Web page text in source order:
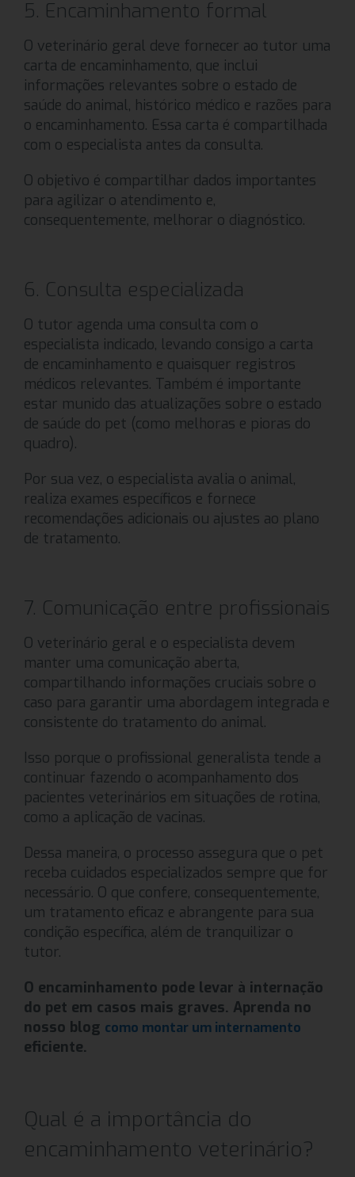
5. Encaminhamento formal
O veterinário geral deve fornecer ao tutor uma
carta de encaminhamento, que inclui
informações relevantes sobre o estado de
saúde do animal, histórico médico e razões para
o encaminhamento. Essa carta é compartilhada
com o especialista antes da consulta.
O objetivo é compartilhar dados importantes
para agilizar o atendimento e,
consequentemente, melhorar o diagnóstico.
6. Consulta especializada
O tutor agenda uma consulta com o
especialista indicado, levando consigo a carta
de encaminhamento e quaisquer registros
médicos relevantes. Também é importante
estar munido das atualizações sobre o estado
de saúde do pet (como melhoras e pioras do
quadro).
Por sua vez, o especialista avalia o animal,
realiza exames específicos e fornece
recomendações adicionais ou ajustes ao plano
de tratamento.
7. Comunicação entre profissionais
O veterinário geral e o especialista devem
manter uma comunicação aberta,
compartilhando informações cruciais sobre o
caso para garantir uma abordagem integrada e
consistente do tratamento do animal.
Isso porque o profissional generalista tende a
continuar fazendo o acompanhamento dos
pacientes veterinários em situações de rotina,
como a aplicação de vacinas.
Dessa maneira, o processo assegura que o pet
receba cuidados especializados sempre que for
necessário. O que confere, consequentemente,
um tratamento eficaz e abrangente para sua
condição específica, além de tranquilizar o
tutor.
O encaminhamento pode levar à internação
do pet em casos mais graves. Aprenda no
nosso blog como montar um internamento
eficiente.
Qual é a importância do
encaminhamento veterinário?